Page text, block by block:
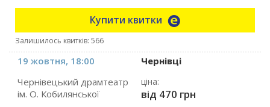
Купити квитки
Залишилось квитків: 566
19 жовтня, 18:00
Чернівці
Чернівецький драмтеатр
ім. О. Кобилянської
ціна:
від 470 грн